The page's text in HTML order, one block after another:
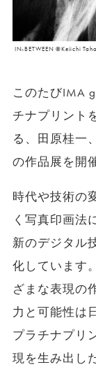
IN-BETWEEN ©Keiichi
このたびIMA
チナプリント
る、田原桂一
の作品展を開
時代や技術の
く写真印画法
新のデジタル
化しています
ざまな表現の
力と可能性は
プラチナプリ
現を生み出し